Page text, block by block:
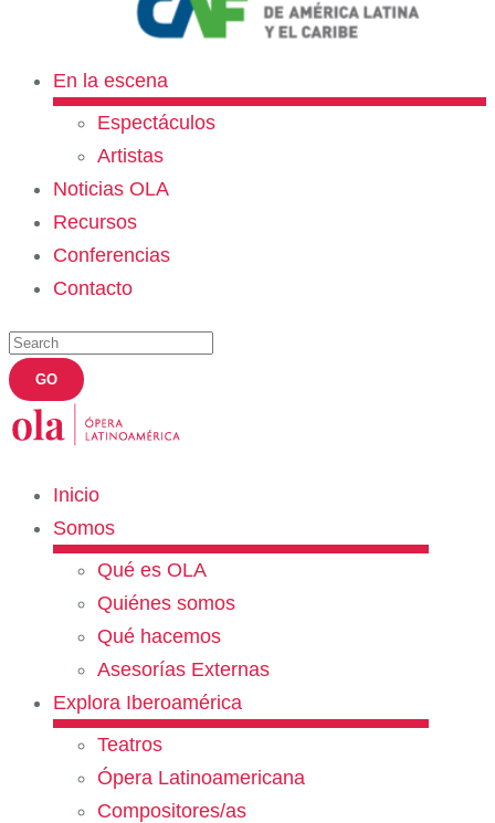
En la escena
Espectáculos
Artistas
Noticias OLA
Recursos
Conferencias
Contacto
Inicio
Somos
Qué es OLA
Quiénes somos
Qué hacemos
Asesorías Externas
Explora Iberoamérica
Teatros
Ópera Latinoamericana
Compositores/as